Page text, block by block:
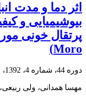
اثر دما و مدت
بیوشیمیایی و
Moro)
دوره 44، شماره 4، 1392، صفحه
مهسا همدانی، ولی